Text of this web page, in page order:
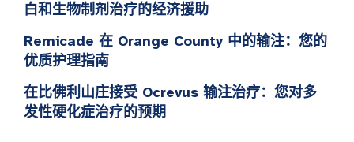
白和生物制剂治疗的经济援助
Remicade 在 Orange County 中的输注：您的
优质护理指南
在比佛利山庄接受 Ocrevus 输注治疗：您对多
发性硬化症治疗的预期